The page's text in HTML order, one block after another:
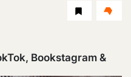
Bookstagram &